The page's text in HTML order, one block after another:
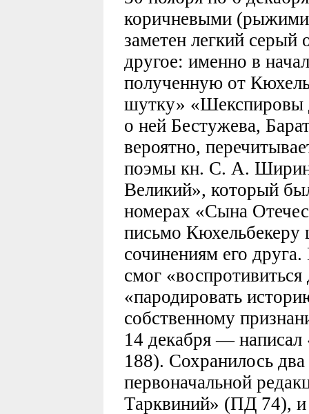
коричневыми
заметен легкий серый
другое: именно в
полученную от
шутку» «Шекспировы
о ней Бестужева,
вероятно,
поэмы кн. С. А.
Великий», который
номерах «Сына
письмо Кюхельбекеру
сочинениям его
смог
«пародировать
собственному
14 декабря —
188). Сохранилось
первоначальной
Тарквиний» (ПД 74), и